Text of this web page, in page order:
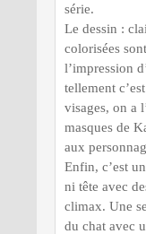
série.
Le dessin :
colorisées
l’impression
tellement
visages, on a
masques de
aux
Enfin, c’est
ni tête avec
climax. Une
du chat avec